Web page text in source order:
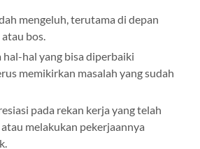
mengeluh, terutama di depan
bos.
hal-hal yang bisa diperbaiki
memikirkan masalah yang sudah
pada rekan kerja yang telah
melakukan pekerjaannya